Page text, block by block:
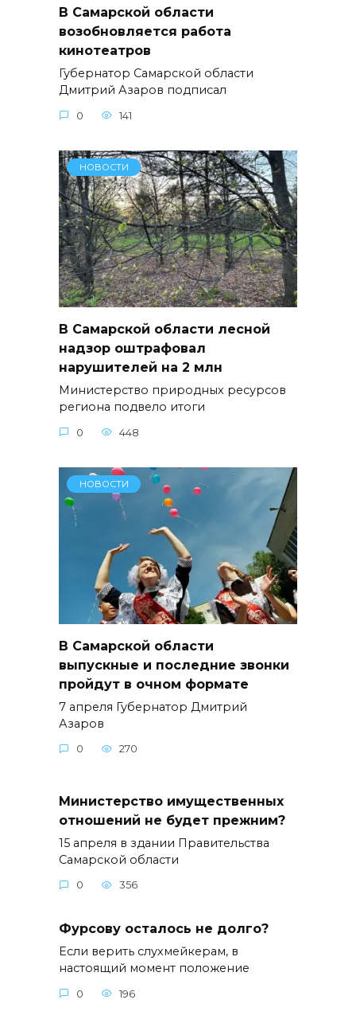
В Самарской области
возобновляется работа
кинотеатров
Губернатор Самарской области
Дмитрий Азаров подписал
0 141
НОВОСТИ
В Самарской области лесной
надзор оштрафовал
нарушителей на 2 млн
Министерство природных ресурсов
региона подвело итоги
0 448
НОВОСТИ
В Самарской области
выпускные и последние звонки
пройдут в очном формате
7 апреля Губернатор Дмитрий
Азаров
0 270
Министерство имущественных
отношений не будет прежним?
15 апреля в здании Правительства
Самарской области
0 356
Фурсову осталось не долго?
Если верить слухмейкерам, в
настоящий момент положение
0 196